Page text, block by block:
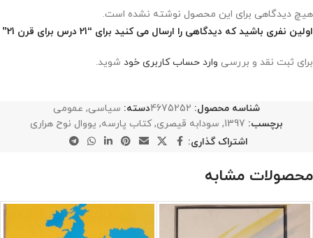
هیچ دیدگاهی برای این محصول نوشته نشده است.
اولین نفری باشید که دیدگاهی را ارسال می کنید برای “21 درس برای قرن 21”
برای ثبت نقد و بررسی وارد حساب کاربری خود شوید.
شناسه محصول: 4675252دسته: سیاسی, عمومی
برچسب: 1397
, سودابه قیصری, کتاب پارسه, یووال نوح هراری
اشتراک گذاری:
محصولات مشابه